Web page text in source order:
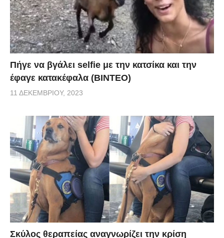
Πήγε να βγάλει selfie με την κατσίκα και την
έφαγε κατακέφαλα (ΒΙΝΤΕΟ)
11 ΔΕΚΕΜΒΡΊΟΥ, 2023
Σκύλος θεραπείας αναγνωρίζει την κρίση